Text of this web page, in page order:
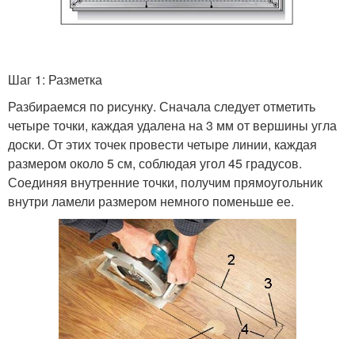
Шаг 1: Разметка
Разбираемся по рисунку. Сначала следует отметить
четыре точки, каждая удалена на 3 мм от вершины угла
доски. От этих точек провести четыре линии, каждая
размером около 5 см, соблюдая угол 45 градусов.
Соединяя внутренние точки, получим прямоугольник
внутри ламели размером немного поменьше ее.